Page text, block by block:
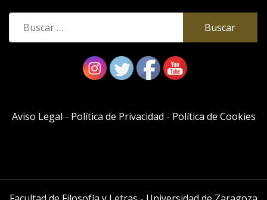
Buscar:
Aviso Legal - Política de Privacidad - Política de Cookies